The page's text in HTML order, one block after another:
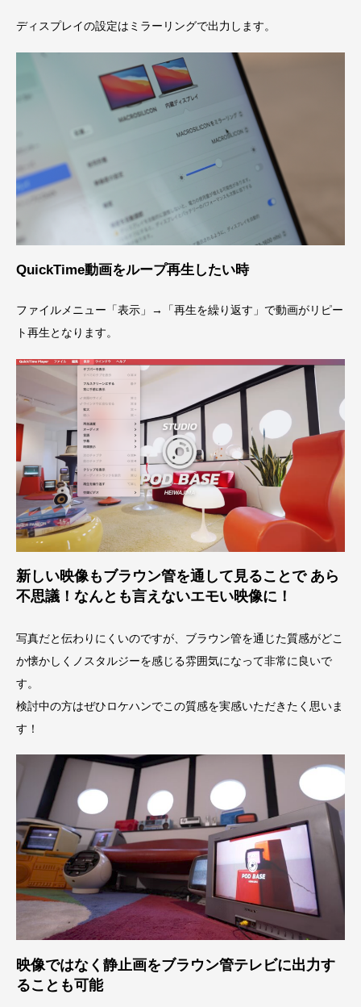
ディスプレイの設定はミラーリングで出力します。
QuickTime動画をループ再生したい時
ファイルメニュー「表示」→「再生を繰り返す」で動画がリピー
ト再生となります。
新しい映像もブラウン管を通して見ることで あら
不思議！なんとも言えないエモい映像に！
写真だと伝わりにくいのですが、ブラウン管を通じた質感がどこ
か懐かしくノスタルジーを感じる雰囲気になって非常に良いで
す。
検討中の方はぜひロケハンでこの質感を実感いただきたく思いま
す！
映像ではなく静止画をブラウン管テレビに出力す
ることも可能